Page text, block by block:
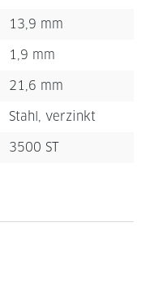
13,9 mm
1,9 mm
21,6 mm
Stahl, verzinkt
3500 ST